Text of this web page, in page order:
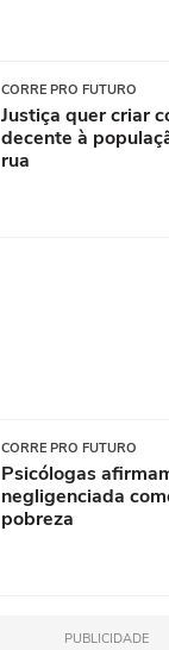
CORRE PRO FUTURO
Justiça quer criar
decente à
rua
CORRE PRO FUTURO
Psicólogas
negligenciada
pobreza
PUBLICIDADE